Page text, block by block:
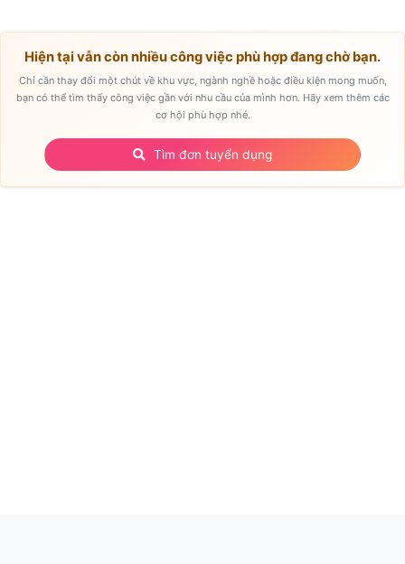
Hiện tại vẫn còn nhiều công việc phù hợp đang chờ bạn.
Chỉ cần thay đổi một chút về khu vực, ngành nghề hoặc điều kiện mong muốn,
bạn có thể tìm thấy công việc gần với nhu cầu của mình hơn. Hãy xem thêm các
cơ hội phù hợp nhé.
Tìm đơn tuyển dụng